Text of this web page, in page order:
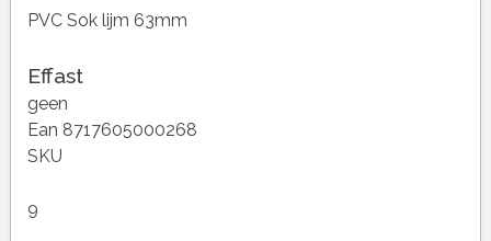
PVC Sok lijm 63mm
Effast
geen
Ean 8717605000268
SKU
9